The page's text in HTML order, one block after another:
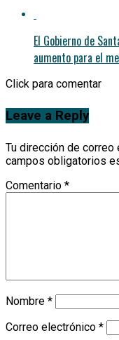
El Gobierno de
aumento para el
Click para comentar
Leave a Reply
Tu dirección de correo
campos obligatorios
Comentario *
Nombre *
Correo electrónico *